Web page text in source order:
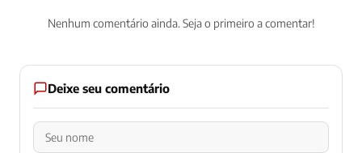
Nenhum comentário ainda. Seja o primeiro a comentar!
Deixe seu comentário